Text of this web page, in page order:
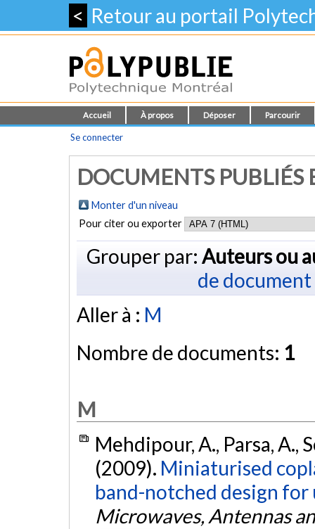
< Retour au portail
Accueil À propos Déposer Parcourir
Se connecter
DOCUMENTS PUBLIÉS
Monter d'un niveau
Pour citer ou exporter
Grouper par: Auteurs ou
de document
Aller à : M
Nombre de documents: 1
M
Mehdipour, A., Parsa, A.,
(2009). Miniaturised
band-notched design
Microwaves, Antennas